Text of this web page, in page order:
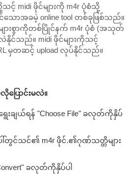
သင့် midi ဖိုင်များကို m4r ပုံစံသို့
ောအခမဲ့ online tool တစ်ခုဖြစ်သည်။
းစွာကိုတစ်ပြိုင်နက် m4r ပုံစံ (အသုတ်
းလဲနိုင်သည်။ midi ဖိုင်များကိုသင့်
မှတဆင့် upload လုပ်နိုင်သည်။
ြောင်းမလဲ။
းချယ်ရန် "Choose File" ခလုတ်ကိုနှိပ်
တွင်သင်၏ m4r ဖိုင်.၏ဂုဏ်သတ္တိများ
ခလုတ်ကိုနှိပ်ပါ